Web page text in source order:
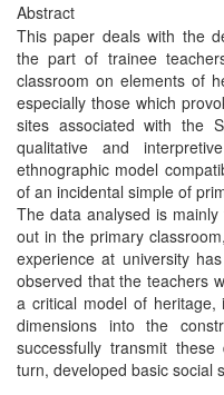
Abstract
This paper deals with the
the part of trainee
classroom on elements of
especially those which
sites associated with the
qualitative and
ethnographic model
of an incidental simple of
The data analysed is
out in the primary
experience at university
observed that the teachers
a critical model of heritage,
dimensions into the
successfully transmit
turn, developed basic social